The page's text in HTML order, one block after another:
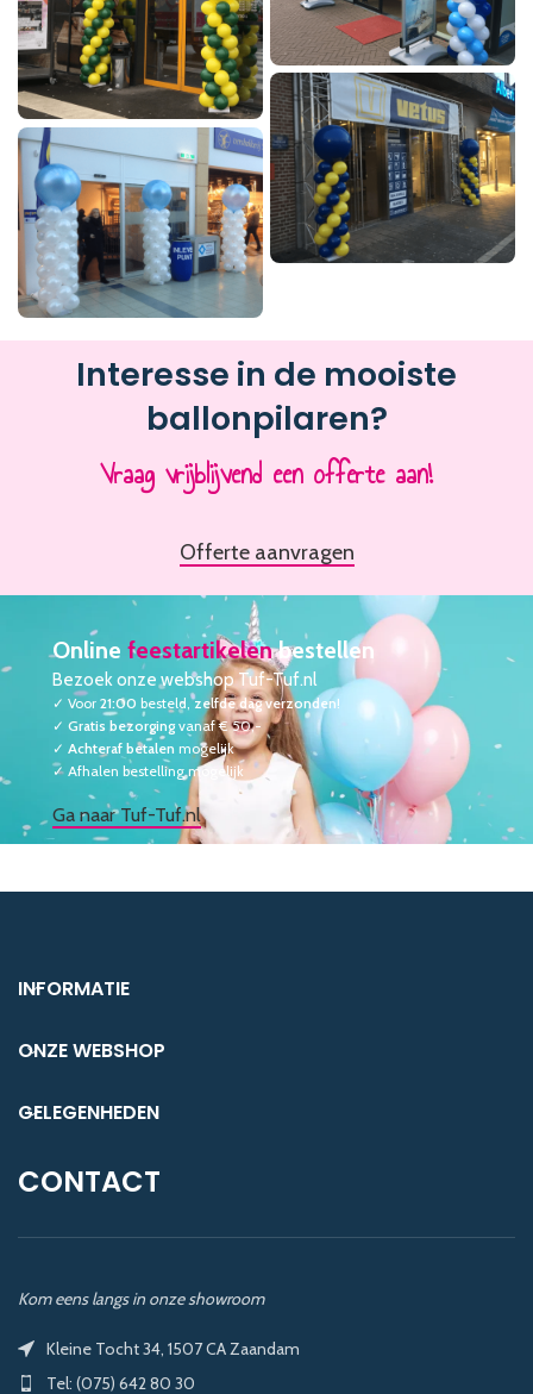
Interesse in de mooiste
ballonpilaren?
Vraag vrijblijvend een offerte aan!
Offerte aanvragen
Online feestartikelenbestellen
Bezoek onze webshop Tuf-Tuf.nl
✓ Voor 21:00 besteld,zelfde dag verzonden!
✓ Gratis bezorgingvanaf € 50,-
✓ Achteraf betalen mogelijk
✓ Afhalen bestelling mogelijk
Ga naar Tuf-Tuf.nl
INFORMATIE
ONZE WEBSHOP
GELEGENHEDEN
CONTACT
Kom eens langs in onze showroom
Kleine Tocht 34, 1507 CA Zaandam
Tel: (075) 642 80 30